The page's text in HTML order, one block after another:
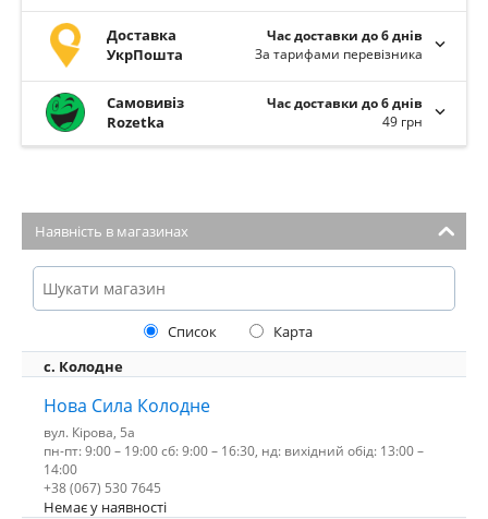
Доставка
УкрПошта
Час доставки до 6 днів
За тарифами перевізника
Самовивіз
Rozetka
Час доставки до 6 днів
49 грн
Наявність в магазинах
Список
Карта
с. Колодне
Нова Сила Колодне
вул. Кірова, 5а
пн-пт: 9:00 – 19:00 сб: 9:00 – 16:30, нд: вихідний обід: 13:00 –
14:00
+38 (067) 530 7645
Немає у наявності